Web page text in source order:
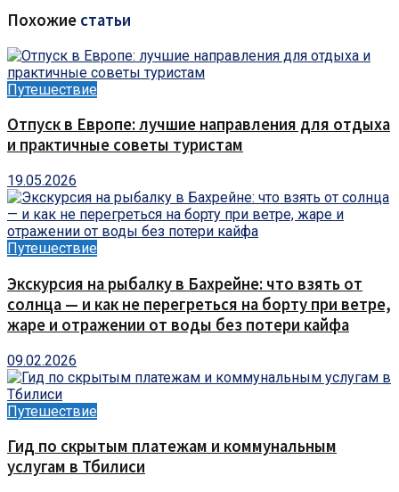
Похожие статьи
Путешествие
Отпуск в Европе: лучшие направления для отдыха
и практичные советы туристам
19.05.2026
Путешествие
Экскурсия на рыбалку в Бахрейне: что взять от
солнца — и как не перегреться на борту при ветре,
жаре и отражении от воды без потери кайфа
09.02.2026
Путешествие
Гид по скрытым платежам и коммунальным
услугам в Тбилиси